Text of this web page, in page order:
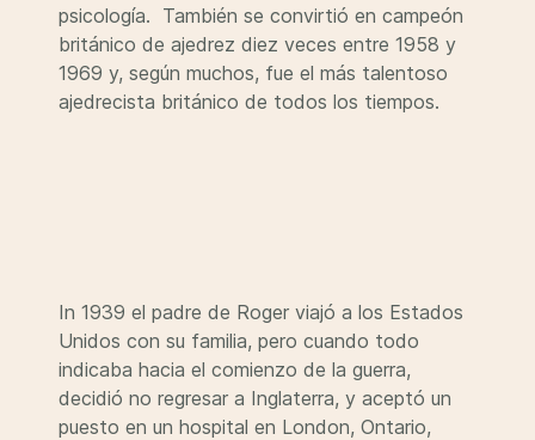
psicología. También se convirtió en campeón
británico de ajedrez diez veces entre 1958 y
1969 y, según muchos, fue el más talentoso
ajedrecista británico de todos los tiempos.
In 1939 el padre de Roger viajó a los Estados
Unidos con su familia, pero cuando todo
indicaba hacia el comienzo de la guerra,
decidió no regresar a Inglaterra, y aceptó un
puesto en un hospital en London, Ontario,